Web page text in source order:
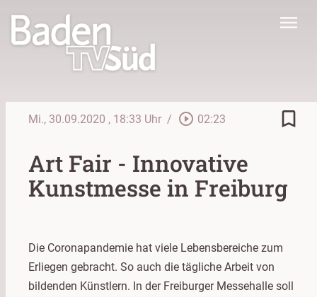
menu
Mi., 30.09.2020 , 18:33 Uhr / play_circle_outline 02:23 bookmark_border
Art Fair - Innovative
Kunstmesse in Freiburg
Die Coronapandemie hat viele Lebensbereiche zum
Erliegen gebracht. So auch die tägliche Arbeit von
bildenden Künstlern. In der Freiburger Messehalle soll